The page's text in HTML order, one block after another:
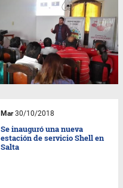
Mar30/10/2018
Se inauguró una nueva
estación de servicio Shell en
Salta